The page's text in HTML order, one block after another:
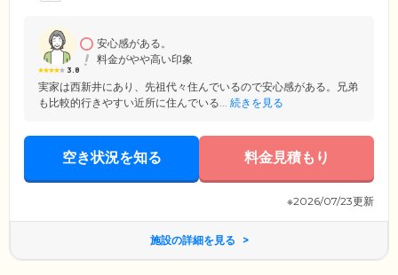
3.8
安心感がある。
料金がやや高い印象
実家は西新井にあり、先祖代々住んでいるので安心感がある。兄弟
も比較的行きやすい近所に住んでいる... 続きを見る
空き状況を知る 料金見積もり
※2026/07/23更新
施設の詳細を見る